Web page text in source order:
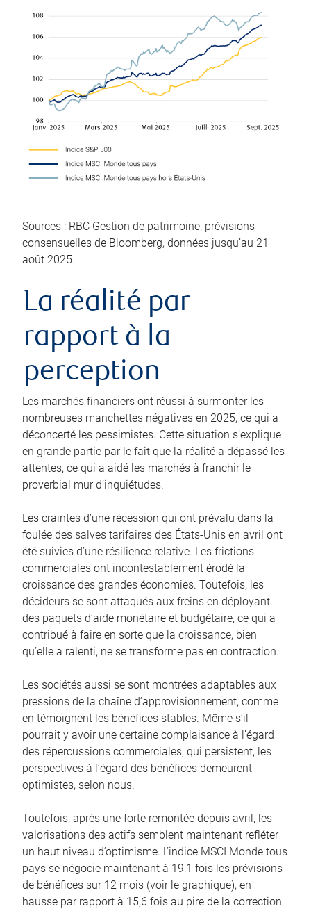
Sources : RBC Gestion de patrimoine, prévisions
consensuelles de Bloomberg, données jusqu’au 21
août 2025.
La réalité par
rapport à la
perception
Les marchés financiers ont réussi à surmonter les
nombreuses manchettes négatives en 2025, ce qui a
déconcerté les pessimistes. Cette situation s’explique
en grande partie par le fait que la réalité a dépassé les
attentes, ce qui a aidé les marchés à franchir le
proverbial mur d’inquiétudes.
Les craintes d’une récession qui ont prévalu dans la
foulée des salves tarifaires des États-Unis en avril ont
été suivies d’une résilience relative. Les frictions
commerciales ont incontestablement érodé la
croissance des grandes économies. Toutefois, les
décideurs se sont attaqués aux freins en déployant
des paquets d’aide monétaire et budgétaire, ce qui a
contribué à faire en sorte que la croissance, bien
qu’elle a ralenti, ne se transforme pas en contraction.
Les sociétés aussi se sont montrées adaptables aux
pressions de la chaîne d’approvisionnement, comme
en témoignent les bénéfices stables. Même s’il
pourrait y avoir une certaine complaisance à l’égard
des répercussions commerciales, qui persistent, les
perspectives à l’égard des bénéfices demeurent
optimistes, selon nous.
Toutefois, après une forte remontée depuis avril, les
valorisations des actifs semblent maintenant refléter
un haut niveau d’optimisme. L’indice MSCI Monde tous
pays se négocie maintenant à 19,1 fois les prévisions
de bénéfices sur 12 mois (voir le graphique), en
hausse par rapport à 15,6 fois au pire de la correction